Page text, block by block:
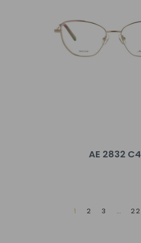
AE 2832 C4
1 2 3 … 22